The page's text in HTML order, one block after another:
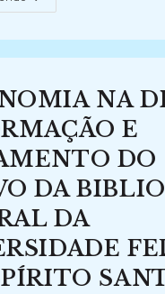
DE
ACERVO
CARTÓRIO
DE
REGISTRO
DE
IMÓVEIS
DA
DE
RIO
GRANDE
(2016
–
2017)
NA
E
DO
DA
DA